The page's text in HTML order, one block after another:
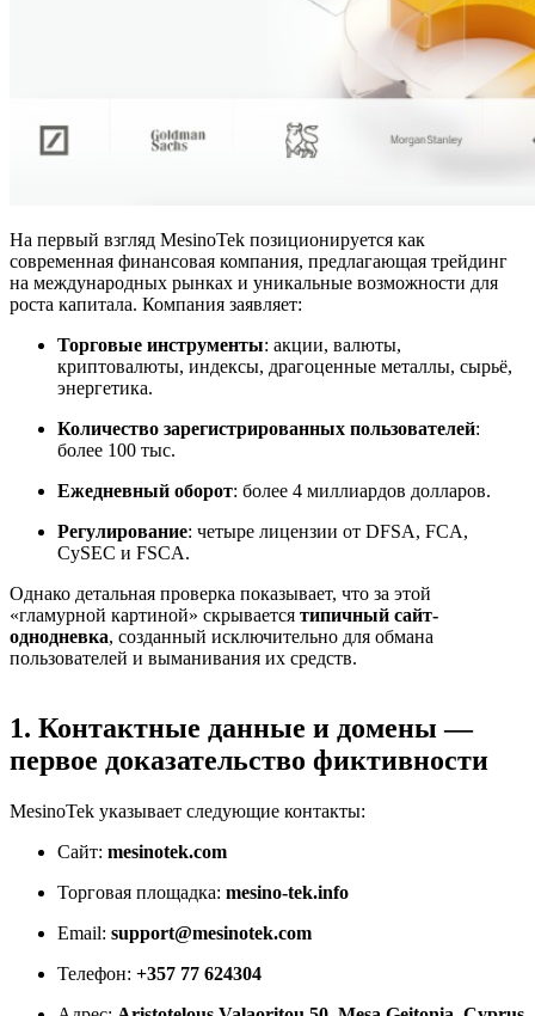
На первый взгляд MesinoTek позиционируется как
современная финансовая компания, предлагающая трейдинг
на международных рынках и уникальные возможности для
роста капитала. Компания заявляет:
Торговые инструменты: акции, валюты,
криптовалюты, индексы, драгоценные металлы, сырьё,
энергетика.
Количество зарегистрированных пользователей:
более 100 тыс.
Ежедневный оборот: более 4 миллиардов долларов.
Регулирование: четыре лицензии от DFSA, FCA,
CySEC и FSCA.
Однако детальная проверка показывает, что за этой
«гламурной картиной» скрывается типичный сайт-
однодневка, созданный исключительно для обмана
пользователей и выманивания их средств.
1. Контактные данные и домены —
первое доказательство фиктивности
MesinoTek указывает следующие контакты:
Сайт: mesinotek.com
Торговая площадка: mesino-tek.info
Email: support@mesinotek.com
Телефон: +357 77 624304